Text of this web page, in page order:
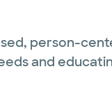
person-
and